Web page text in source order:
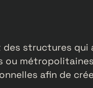
des structures
ou
afin de